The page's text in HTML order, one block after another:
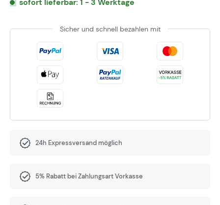
Sicher und schnell bezahlen mit
24h Expressversand möglich
5% Rabatt bei Zahlungsart Vorkasse